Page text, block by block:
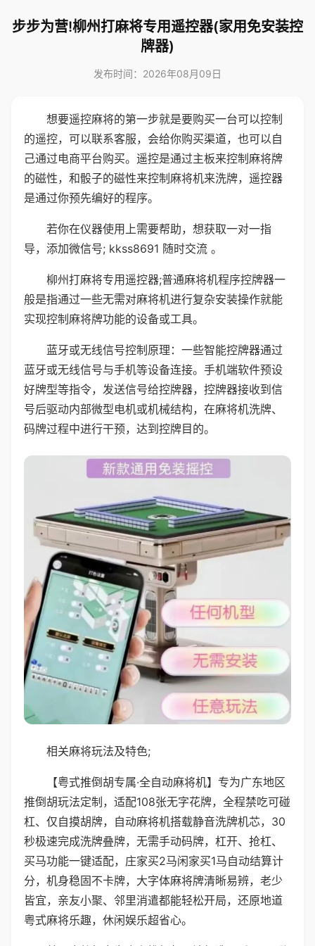
步步为营!柳州打麻将专用遥控器(家用免安装控
牌器)
发布时间：2026年08月09日
想要遥控麻将的第一步就是要购买一台可以控制
的遥控，可以联系客服，会给你购买渠道，也可以自
己通过电商平台购买。遥控是通过主板来控制麻将牌
的磁性，和骰子的磁性来控制麻将机来洗牌，遥控器
是通过你预先编好的程序。
若你在仪器使用上需要帮助，想获取一对一指
导，添加微信号; kkss8691 随时交流 。
柳州打麻将专用遥控器;普通麻将机程序控牌器一
般是指通过一些无需对麻将机进行复杂安装操作就能
实现控制麻将牌功能的设备或工具。
蓝牙或无线信号控制原理：一些智能控牌器通过
蓝牙或无线信号与手机等设备连接。手机端软件预设
好牌型等指令，发送信号给控牌器，控牌器接收到信
号后驱动内部微型电机或机械结构，在麻将机洗牌、
码牌过程中进行干预，达到控牌目的。
相关麻将玩法及特色;
【粤式推倒胡专属·全自动麻将机】专为广东地区
推倒胡玩法定制，适配108张无字花牌，全程禁吃可碰
杠、仅自摸胡牌，自动麻将机搭载静音洗牌机芯，30
秒极速完成洗牌叠牌，无需手动码牌，杠开、抢杠、
买马功能一键适配，庄家买2马闲家买1马自动结算计
分，机身稳固不卡牌，大字体麻将牌清晰易辨，老少
皆宜，亲友小聚、邻里消遣都能轻松开局，还原地道
粤式麻将乐趣，休闲娱乐超省心。